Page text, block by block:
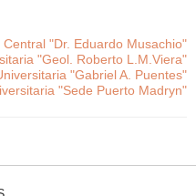
Central "Dr. Eduardo Musachio"
"Geol. Roberto L.M.Viera"
"Gabriel A. Puentes"
"Sede Puerto Madryn"